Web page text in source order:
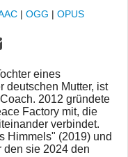
| OGG | OPUS
eines
deutschen Mutter, ist
2012 gründete
Factory mit, die
verbindet.
Himmels" (2019) und
den sie 2024 den